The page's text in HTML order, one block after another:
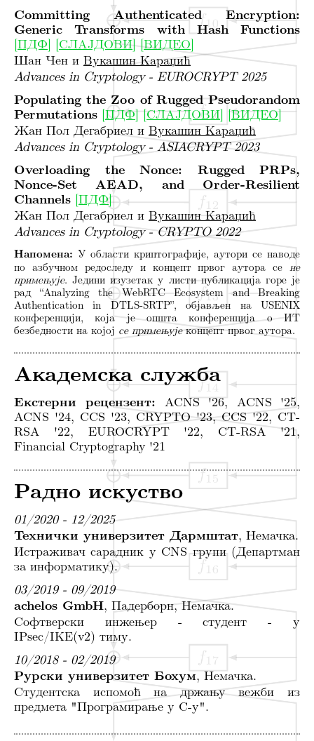
Committing Authenticated Encryption:
Generic Transforms with Hash Functions
[ПДФ] [СЛАЈДОВИ] [ВИДЕО]
Шан Чен и Вукашин Караџић
Advances in Cryptology - EUROCRYPT 2025
Populating the Zoo of Rugged Pseudorandom
Permutations [ПДФ] [СЛАЈДОВИ] [ВИДЕО]
Жан Пол Дегабриел и Вукашин Караџић
Advances in Cryptology - ASIACRYPT 2023
Overloading the Nonce: Rugged PRPs,
Nonce-Set AEAD, and Order-Resilient
Channels [ПДФ]
Жан Пол Дегабриел и Вукашин Караџић
Advances in Cryptology - CRYPTO 2022
Напомена: У области криптографије, аутори се наводе
по азбучном редоследу и концепт првог аутора се не
примењује. Једини изузетак у листи публикација горе је
рад “Analyzing the WebRTC Ecosystem and Breaking
Authentication in DTLS-SRTP”, објављен на USENIX
конференцији, која је општа конференција о ИТ
безбедности на којој се примењујеконцепт првог аутора.
Академска служба
Екстерни рецензент: ACNS '26, ACNS '25,
ACNS '24, CCS '23, CRYPTO '23, CCS '22, CT-
RSA '22, EUROCRYPT '22, CT-RSA '21,
Financial Cryptography '21
Радно искуство
01/2020 - 12/2025
Технички универзитет Дармштат, Немачка.
Истраживач сарадник у CNS групи (Департман
за информатику).
03/2019 - 09/2019
achelos GmbH, Падерборн, Немачка.
Софтверски инжењер - студент - у
IPsec/IKE(v2) тиму.
10/2018 - 02/2019
Рурски универзитет Бохум, Немачка.
Студентска испомоћ на држању вежби из
предмета "Програмирање у C-у".